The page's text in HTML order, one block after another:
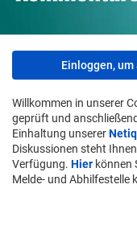
Einloggen,
Willkommen in unserer
geprüft und
Einhaltung unserer
Diskussionen steht
Verfügung. Hier können
Melde- und Abhilfestelle